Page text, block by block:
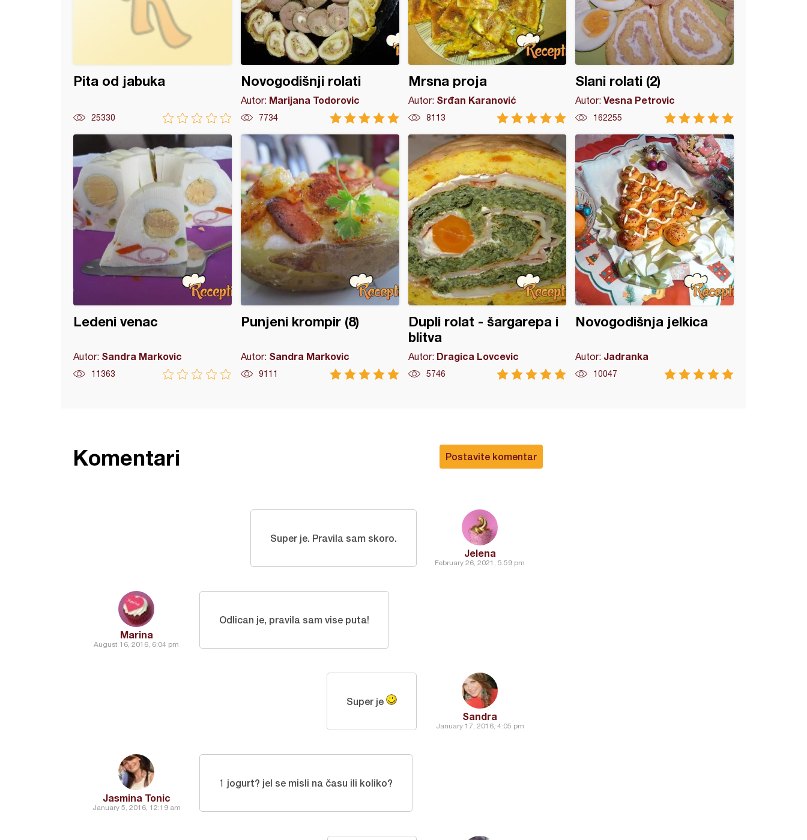
Pita od jabuka
25330
Novogodišnji rolati
Autor: Marijana Todorovic
7734
Mrsna proja
Autor: Srđan Karanović
8113
Slani rolati (2)
Autor:Vesna Petrovic
162255
Ledeni venac
Autor: Sandra Markovic
11363
Punjeni krompir (8)
Autor: Sandra Markovic
9111
Dupli rolat - šargarepa i
blitva
Autor: Dragica Lovcevic
5746
Novogodišnja jelkica
Autor: Jadranka
10047
Postavite komentar
Komentari
Jelena
February 26, 2021, 5:59 pm
Super je. Pravila sam skoro.
Marina
August 16, 2016, 6:04 pm
Odlican je, pravila sam vise puta!
Sandra
January 17, 2016, 4:05 pm
Super je
Jasmina Tonic
January 5, 2016, 12:19 am
1 jogurt? jel se misli na času ili koliko?